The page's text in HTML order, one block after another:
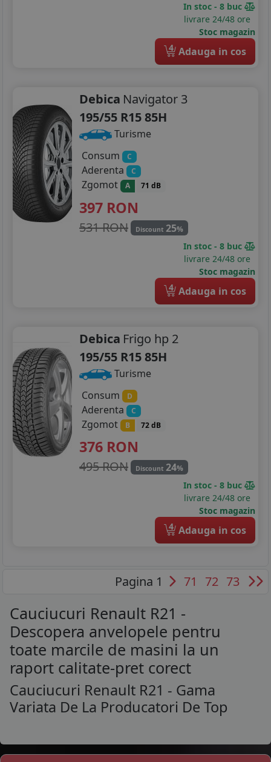
In stoc - 8 buc
livrare 24/48 ore
Stoc magazin
4 Adauga in cos
Debica Navigator 3
195/55 R15 85H
Turisme
Consum
C
Aderenta C
Zgomot A 71 dB
397 RON
531 RON Discount 25%
In stoc - 8 buc
livrare 24/48 ore
Stoc magazin
4 Adauga in cos
Debica Frigo hp 2
195/55 R15 85H
Turisme
Consum
D
Aderenta C
Zgomot B 72 dB
376 RON
495 RON Discount 24%
In stoc - 8 buc
livrare 24/48 ore
Stoc magazin
4 Adauga in cos
Pagina 1 71 72 73
Cauciucuri Renault R21 -
Descopera anvelopele pentru
toate marcile de masini la un
raport calitate-pret corect
Cauciucuri Renault R21 - Gama
Variata De La Producatori De Top